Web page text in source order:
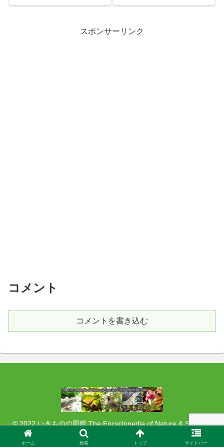
スポンサーリンク
コメント
コメントを書き込む
© 2022 いきものの図鑑 The Encyclopedia of Nature & Species:
FULLPOWER EDITION.
ホーム 検索 トップ サイドバー